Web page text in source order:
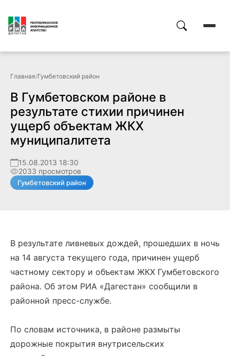
Главная/Гумбетовский район
В Гумбетовском районе в
результате стихии причинен
ущерб объектам ЖКХ
муниципалитета
15.08.2013 18:30
2033 просмотров
Гумбетовский район
В результате ливневых дождей, прошедших в ночь
на 14 августа текущего года, причинен ущерб
частному сектору и объектам ЖКХ Гумбетовского
района. Об этом РИА «Дагестан» сообщили в
районной пресс-службе.
По словам источника, в районе размыты
дорожные покрытия внутрисельских